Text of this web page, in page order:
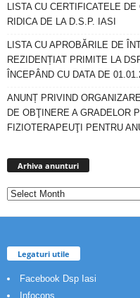
LISTA CU CERTIFICATELE
RIDICA DE LA D.S.P. IASI
LISTA CU APROBĂRILE DE
REZIDENȚIAT PRIMITE LA
ÎNCEPÂND CU DATA DE
ANUNȚ PRIVIND
DE OBŢINERE A GRADELOR
FIZIOTERAPEUŢI PENTRU
Arhiva anunturi
Legaturi utile
Facebook Dsp Iasi
Infocons